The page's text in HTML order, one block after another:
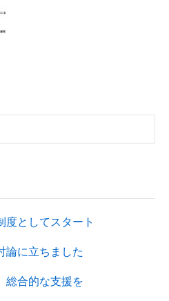
度としてスタート
論に立ちました
総合的な支援を